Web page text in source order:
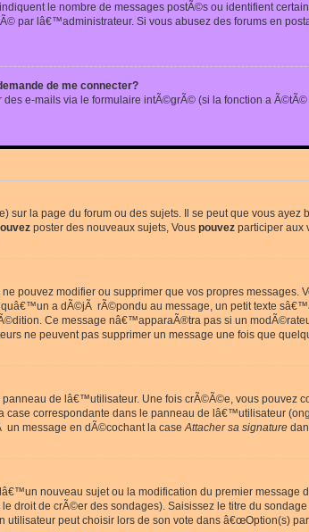
le nombre de messages postÃ©s ou identifient
par lâ€™administrateur. Si vous abusez des forums en
de me connecter?
e-mails via le formulaire intÃ©grÃ© (si la fonction a
sur la page du forum ou des sujets. Il se peut que vous
poster des nouveaux sujets, Vous pouvez participer aux
pouvez modifier ou supprimer que vos propres
a dÃ©jÃ rÃ©pondu au message, un petit texte
Ce message nâ€™apparaÃ®tra pas si un
ne peuvent pas supprimer un message une fois que
de lâ€™utilisateur. Une fois crÃ©Ã©e, vous pouvez
case correspondante dans le panneau de lâ€™utilisateur
un message en dÃ©cochant la caseAttacher sa signature
nouveau sujet ou la modification du premier
droit de crÃ©er des sondages). Saisissez le titre du
peut choisir lors de son vote dans â€œOption(s)